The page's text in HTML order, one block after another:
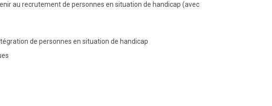
au recrutement de personnes en situation de handicap (avec
de personnes en situation de handicap